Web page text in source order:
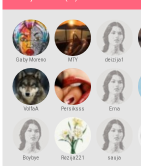
Gaby Moreno MTY deizija1
VolfaA Persiksss Erna
Boybye Rēzija221 sauja